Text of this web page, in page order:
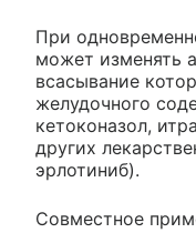
При
может изменять
всасывание
желудочного
кетоконазол,
других
эрлотиниб).
Совместное